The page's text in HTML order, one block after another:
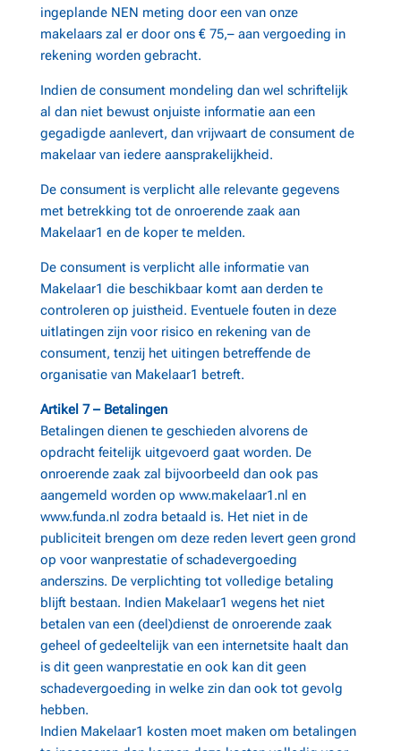
ingeplande NEN meting door een van onze
makelaars zal er door ons € 75,– aan vergoeding in
rekening worden gebracht.
Indien de consument mondeling dan wel schriftelijk
al dan niet bewust onjuiste informatie aan een
gegadigde aanlevert, dan vrijwaart de consument de
makelaar van iedere aansprakelijkheid.
De consument is verplicht alle relevante gegevens
met betrekking tot de onroerende zaak aan
Makelaar1 en de koper te melden.
De consument is verplicht alle informatie van
Makelaar1 die beschikbaar komt aan derden te
controleren op juistheid. Eventuele fouten in deze
uitlatingen zijn voor risico en rekening van de
consument, tenzij het uitingen betreffende de
organisatie van Makelaar1 betreft.
Artikel 7 – Betalingen
Betalingen dienen te geschieden alvorens de
opdracht feitelijk uitgevoerd gaat worden. De
onroerende zaak zal bijvoorbeeld dan ook pas
aangemeld worden op www.makelaar1.nl en
www.funda.nl zodra betaald is. Het niet in de
publiciteit brengen om deze reden levert geen grond
op voor wanprestatie of schadevergoeding
anderszins. De verplichting tot volledige betaling
blijft bestaan. Indien Makelaar1 wegens het niet
betalen van een (deel)dienst de onroerende zaak
geheel of gedeeltelijk van een internetsite haalt dan
is dit geen wanprestatie en ook kan dit geen
schadevergoeding in welke zin dan ook tot gevolg
hebben.
Indien Makelaar1 kosten moet maken om betalingen